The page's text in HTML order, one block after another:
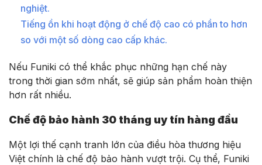
nghiệt.
Tiếng ồn khi hoạt động ở chế độ cao có phần to hơn
so với một số dòng cao cấp khác.
Nếu Funiki có thể khắc phục những hạn chế này
trong thời gian sớm nhất, sẽ giúp sản phẩm hoàn thiện
hơn rất nhiều.
Chế độ bảo hành 30 tháng uy tín hàng đầu
Một lợi thế cạnh tranh lớn của điều hòa thương hiệu
Việt chính là chế độ bảo hành vượt trội. Cụ thể, Funiki